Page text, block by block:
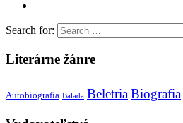
Search for:
Literárne žánre
Autobiografia Balada BeletriaBiografia